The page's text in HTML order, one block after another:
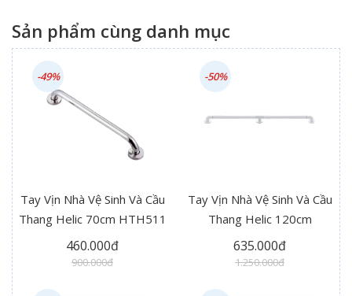
Sản phẩm cùng danh mục
Tay Vịn Nhà Vệ Sinh Và Cầu
Thang Helic 70cm HTH511
460.000đ
900.000đ
-49%
Tay Vịn Nhà Vệ Sinh Và Cầu
Thang Helic 120cm
HTH313 Plus
635.000đ
1.250.000đ
-50%